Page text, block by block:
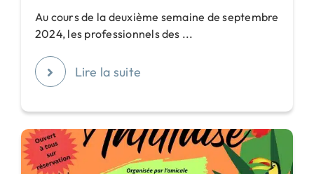
Au cours de la deuxième semaine de septembre
2024, les professionnels des ...
Lire la suite